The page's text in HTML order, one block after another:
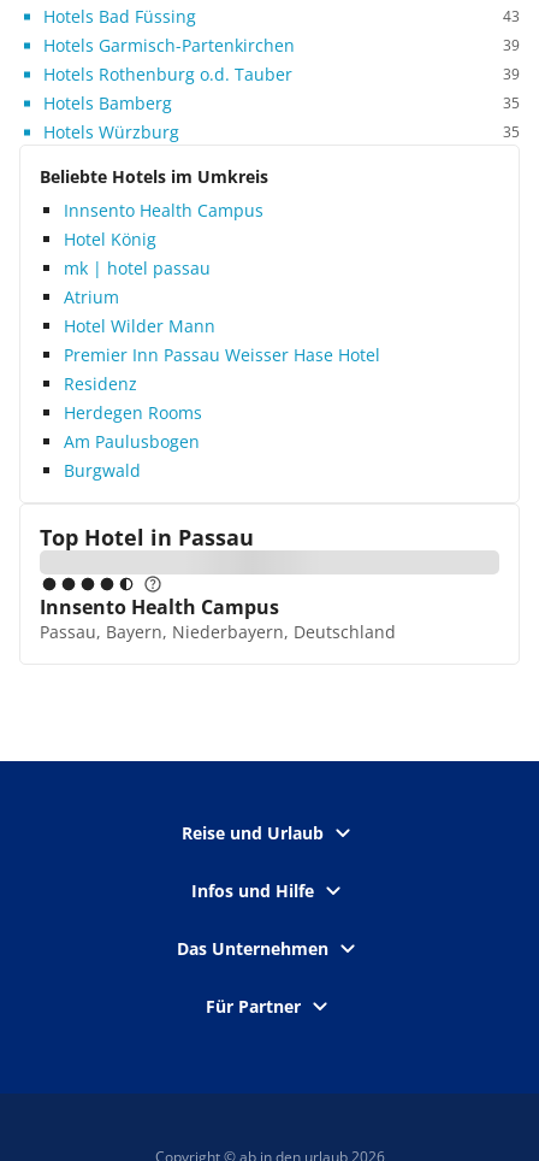
Hotels Bad Füssing 43
Hotels Garmisch-Partenkirchen 39
Hotels Rothenburg o.d. Tauber 39
Hotels Bamberg 35
Hotels Würzburg 35
Beliebte Hotels im Umkreis
Innsento Health Campus
Hotel König
mk | hotel passau
Atrium
Hotel Wilder Mann
Premier Inn Passau Weisser Hase Hotel
Residenz
Herdegen Rooms
Am Paulusbogen
Burgwald
Top Hotel in Passau
Innsento Health Campus
Passau, Bayern, Niederbayern, Deutschland
Reise und Urlaub
Infos und Hilfe
Das Unternehmen
Für Partner
Copyright © ab in den urlaub 2026